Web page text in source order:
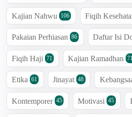
Kajian Nahwu 106 Fiqih
Pakaian Perhiasan 86 Daftar Isi
Fiqih Haji 71 Kajian Ramadhan 71
Etika 61 Jinayat 48
Kontemporer 45 Motivasi 45